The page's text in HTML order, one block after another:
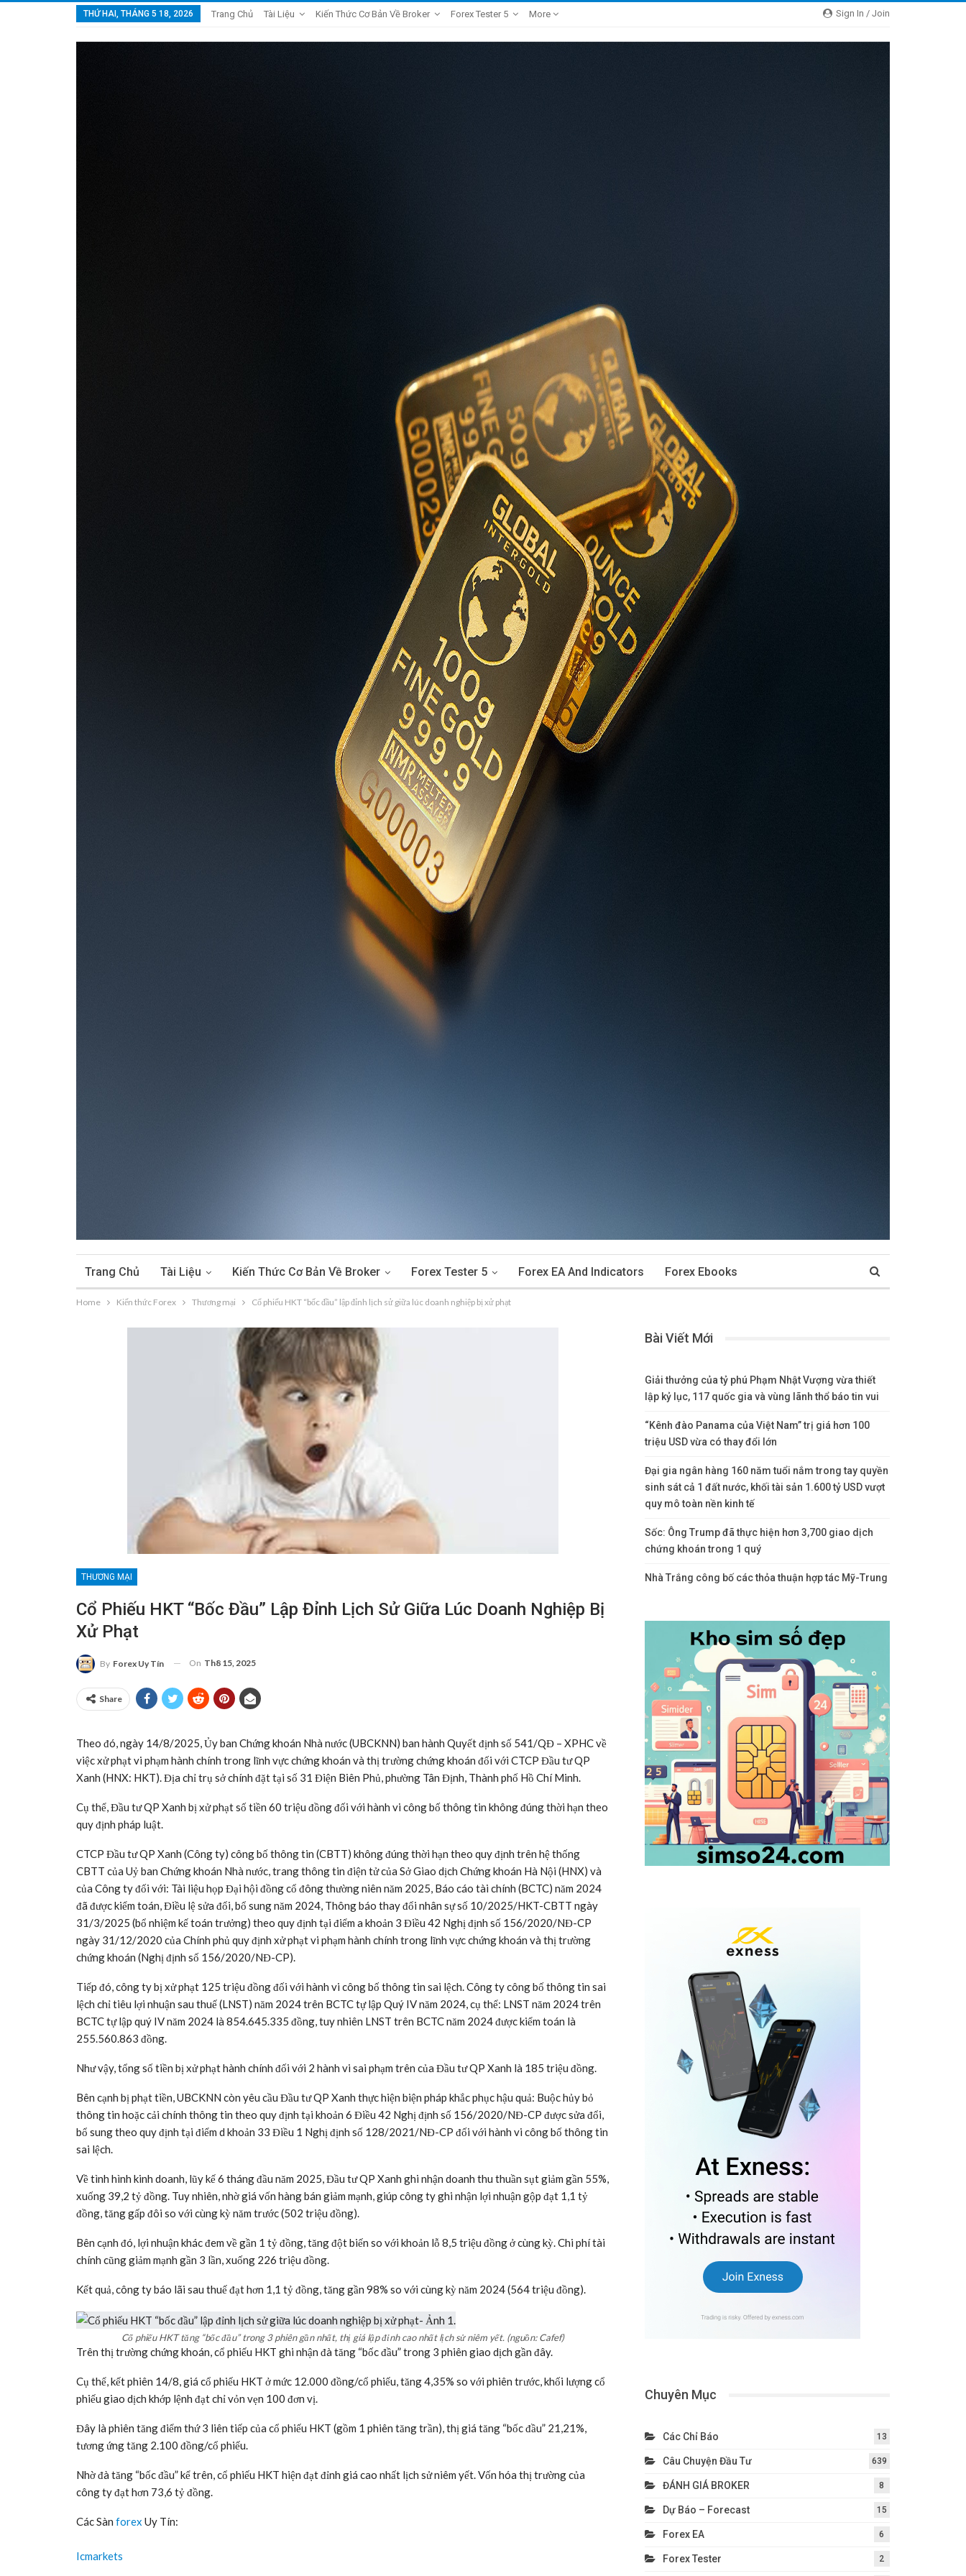
Sign In / Join
THỨ HAI, THÁNG 5 18, 2026 Trang Chủ Tài Liệu Kiến Thức Cơ Bản Về Broker Forex Tester 5 More
Trang Chủ Tài Liệu Kiến Thức Cơ Bản Về Broker Forex Tester 5 Forex EA And Indicators Forex Ebooks
Home Kiến thức Forex Thương mại Cổ phiếu HKT “bốc đầu” lập đỉnh lịch sử giữa lúc doanh nghiệp bị xử phạt
THƯƠNG MẠI
Cổ Phiếu HKT “bốc Đầu” Lập Đỉnh Lịch Sử Giữa Lúc Doanh Nghiệp Bị
Xử Phạt
By Forex Uy Tín On Th8 15, 2025
Share
Theo đó, ngày 14/8/2025, Ủy ban Chứng khoán Nhà nước (UBCKNN) ban hành Quyết định số 541/QĐ – XPHC về
việc xử phạt vi phạm hành chính trong lĩnh vực chứng khoán và thị trường chứng khoán đối với CTCP Đầu tư QP
Xanh (HNX: HKT). Địa chỉ trụ sở chính đặt tại số 31 Điện Biên Phủ, phường Tân Định, Thành phố Hồ Chí Minh.
Cụ thể, Đầu tư QP Xanh bị xử phạt số tiền 60 triệu đồng đối với hành vi công bố thông tin không đúng thời hạn theo
quy định pháp luật.
CTCP Đầu tư QP Xanh (Công ty) công bố thông tin (CBTT) không đúng thời hạn theo quy định trên hệ thống
CBTT của Uỷ ban Chứng khoán Nhà nước, trang thông tin điện tử của Sở Giao dịch Chứng khoán Hà Nội (HNX) và
của Công ty đối với: Tài liệu họp Đại hội đồng cổ đông thường niên năm 2025, Báo cáo tài chính (BCTC) năm 2024
đã được kiểm toán, Điều lệ sửa đổi, bổ sung năm 2024, Thông báo thay đổi nhân sự số 10/2025/HKT-CBTT ngày
31/3/2025 (bổ nhiệm kế toán trưởng) theo quy định tại điểm a khoản 3 Điều 42 Nghị định số 156/2020/NĐ-CP
ngày 31/12/2020 của Chính phủ quy định xử phạt vi phạm hành chính trong lĩnh vực chứng khoán và thị trường
chứng khoán (Nghị định số 156/2020/NĐ-CP).
Tiếp đó, công ty bị xử phạt 125 triệu đồng đối với hành vi công bố thông tin sai lệch. Công ty công bố thông tin sai
lệch chỉ tiêu lợi nhuận sau thuế (LNST) năm 2024 trên BCTC tự lập Quý IV năm 2024, cụ thể: LNST năm 2024 trên
BCTC tự lập quý IV năm 2024 là 854.645.335 đồng, tuy nhiên LNST trên BCTC năm 2024 được kiểm toán là
255.560.863 đồng.
Như vậy, tổng số tiền bị xử phạt hành chính đối với 2 hành vi sai phạm trên của Đầu tư QP Xanh là 185 triệu đồng.
Bên cạnh bị phạt tiền, UBCKNN còn yêu cầu Đầu tư QP Xanh thực hiện biện pháp khắc phục hậu quả: Buộc hủy bỏ
thông tin hoặc cải chính thông tin theo quy định tại khoản 6 Điều 42 Nghị định số 156/2020/NĐ-CP được sửa đổi,
bổ sung theo quy định tại điểm d khoản 33 Điều 1 Nghị định số 128/2021/NĐ-CP đối với hành vi công bố thông tin
sai lệch.
Về tình hình kinh doanh, lũy kế 6 tháng đầu năm 2025, Đầu tư QP Xanh ghi nhận doanh thu thuần sụt giảm gần 55%,
xuống 39,2 tỷ đồng. Tuy nhiên, nhờ giá vốn hàng bán giảm mạnh, giúp công ty ghi nhận lợi nhuận gộp đạt 1,1 tỷ
đồng, tăng gấp đôi so với cùng kỳ năm trước (502 triệu đồng).
Bên cạnh đó, lợi nhuận khác đem về gần 1 tỷ đồng, tăng đột biến so với khoản lỗ 8,5 triệu đồng ở cùng kỳ. Chi phí tài
chính cũng giảm mạnh gần 3 lần, xuống 226 triệu đồng.
Kết quả, công ty báo lãi sau thuế đạt hơn 1,1 tỷ đồng, tăng gần 98% so với cùng kỳ năm 2024 (564 triệu đồng).
Bài Viết Mới
Giải thưởng của tỷ phú Phạm Nhật Vượng vừa thiết
lập kỷ lục, 117 quốc gia và vùng lãnh thổ báo tin vui
“Kênh đào Panama của Việt Nam” trị giá hơn 100
triệu USD vừa có thay đổi lớn
Đại gia ngân hàng 160 năm tuổi nắm trong tay quyền
sinh sát cả 1 đất nước, khối tài sản 1.600 tỷ USD vượt
quy mô toàn nền kinh tế
Sốc: Ông Trump đã thực hiện hơn 3,700 giao dịch
chứng khoán trong 1 quý
Nhà Trắng công bố các thỏa thuận hợp tác Mỹ-Trung
Chuyên Mục
Các Chỉ Báo 13
Câu Chuyện Đầu Tư 639
ĐÁNH GIÁ BROKER 8
Dự Báo – Forecast 15
Forex EA 6
Forex Tester 2